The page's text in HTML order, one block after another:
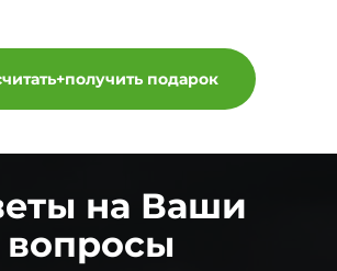
подарок
на Ваши
вопросы